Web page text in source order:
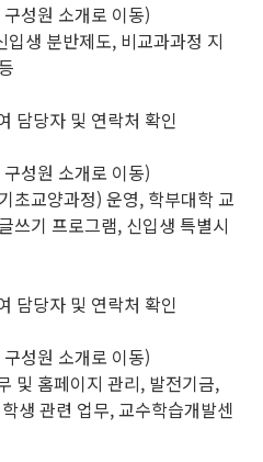
성원 소개로 이동)
생 분반제도, 비교과과정 지
담당자 및 연락처 확인
성원 소개로 이동)
초교양과정) 운영, 학부대학 교
쓰기 프로그램, 신입생 특별시
담당자 및 연락처 확인
성원 소개로 이동)
및 홈페이지 관리, 발전기금,
생 관련 업무, 교수학습개발센